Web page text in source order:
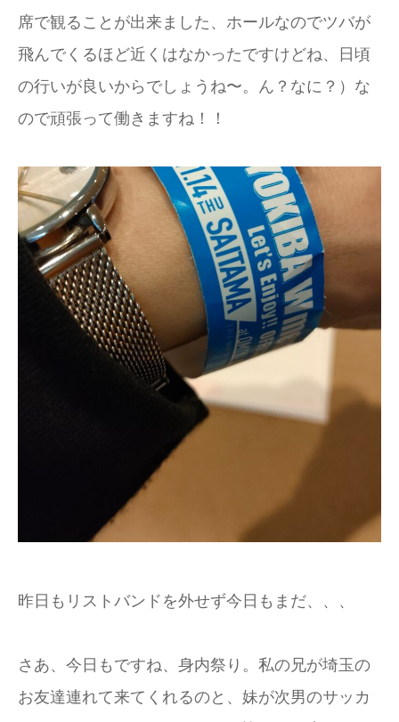
席で観ることが出来ました、ホールなのでツバが
飛んでくるほど近くはなかったですけどね、日頃
の行いが良いからでしょうね〜。ん？なに？）な
ので頑張って働きますね！！
昨日もリストバンドを外せず今日もまだ、、、
さあ、今日もですね、身内祭り。私の兄が埼玉の
お友達連れて来てくれるのと、妹が次男のサッカ